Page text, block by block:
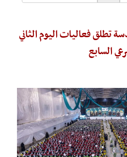
تطلق فعاليات اليوم الثاني
السابع